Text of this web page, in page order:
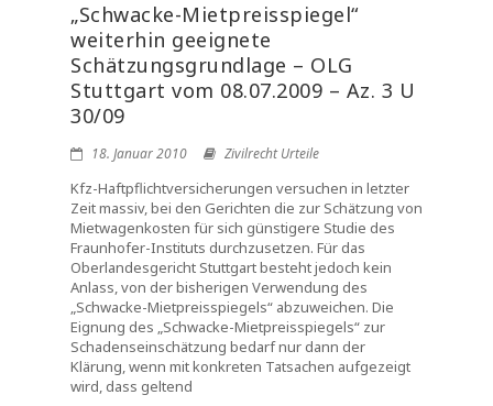
„Schwacke-Mietpreisspiegel“
weiterhin geeignete
Schätzungsgrundlage – OLG
Stuttgart vom 08.07.2009 – Az. 3 U
30/09
18. Januar 2010 Zivilrecht Urteile
Kfz-Haftpflichtversicherungen versuchen in letzter
Zeit massiv, bei den Gerichten die zur Schätzung von
Mietwagenkosten für sich günstigere Studie des
Fraunhofer-Instituts durchzusetzen. Für das
Oberlandesgericht Stuttgart besteht jedoch kein
Anlass, von der bisherigen Verwendung des
„Schwacke-Mietpreisspiegels“ abzuweichen. Die
Eignung des „Schwacke-Mietpreisspiegels“ zur
Schadenseinschätzung bedarf nur dann der
Klärung, wenn mit konkreten Tatsachen aufgezeigt
wird, dass geltend